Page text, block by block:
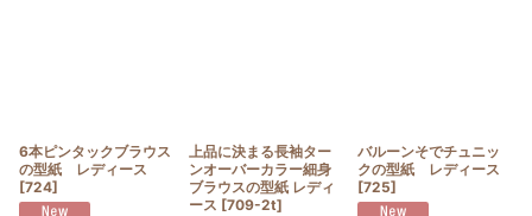
6本ピンタックブラウス
の型紙 レディース
[724]
上品に決まる長袖ター
ンオーバーカラー細身
ブラウスの型紙 レディ
ース [709-2t]
バルーンそでチュニッ
クの型紙 レディース
[725]